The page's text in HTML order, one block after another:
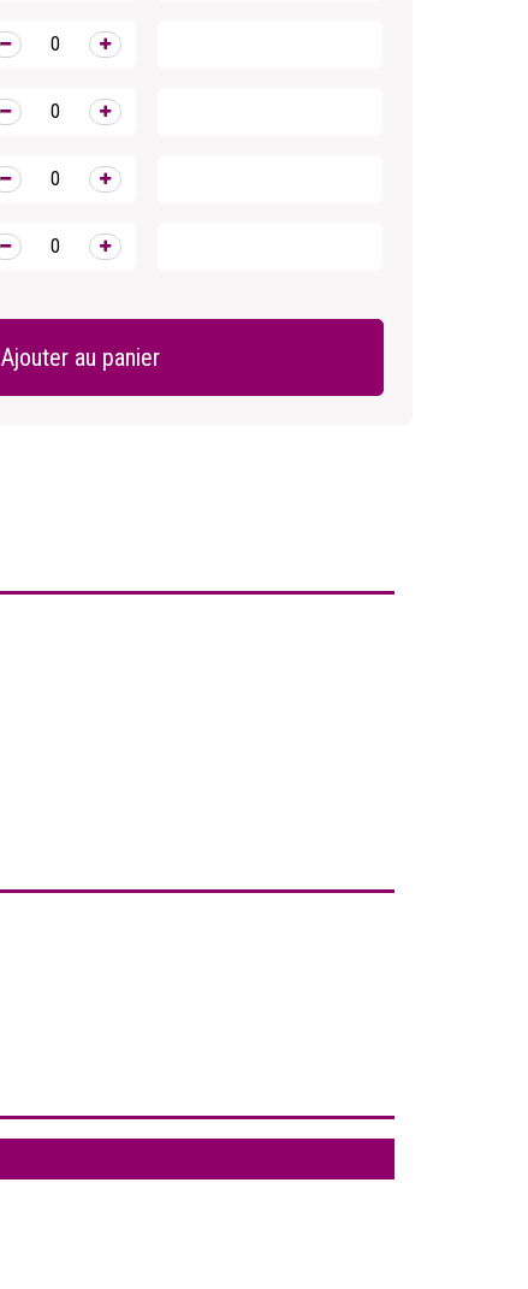
Ajouter au panier